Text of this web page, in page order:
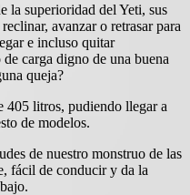
la superioridad del Yeti, sus
avanzar o retrasar para
e incluso quitar
carga digno de una buena
queja?
405 litros, pudiendo llegar a
de modelos.
de nuestro monstruo de las
fácil de conducir y da la